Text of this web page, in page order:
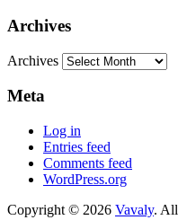
Archives
Archives
Meta
Log in
Entries feed
Comments feed
WordPress.org
Copyright © 2026 Vavaly. All